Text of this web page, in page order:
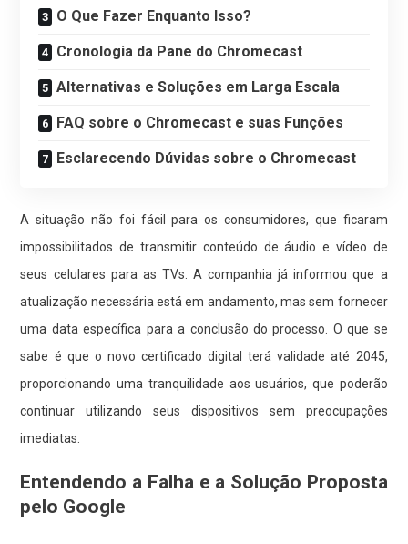
O Que Fazer Enquanto Isso?
Cronologia da Pane do Chromecast
Alternativas e Soluções em Larga Escala
FAQ sobre o Chromecast e suas Funções
Esclarecendo Dúvidas sobre o Chromecast
A situação não foi fácil para os consumidores, que ficaram
impossibilitados de transmitir conteúdo de áudio e vídeo de
seus celulares para as TVs. A companhia já informou que a
atualização necessária está em andamento, mas sem fornecer
uma data específica para a conclusão do processo. O que se
sabe é que o novo certificado digital terá validade até 2045,
proporcionando uma tranquilidade aos usuários, que poderão
continuar utilizando seus dispositivos sem preocupações
imediatas.
Entendendo a Falha e a Solução Proposta
pelo Google